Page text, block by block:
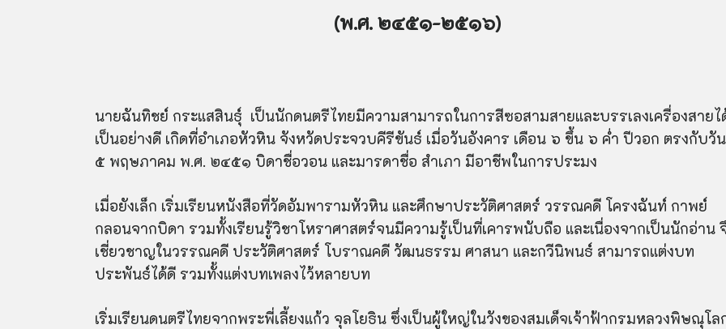
(พ.ศ. ๒๔๕๑-๒๕๑๖)
นายฉันทิชย์ กระแสสินธุ์ เป็นนักดนตรีไทยมีความสามารถในการสีซอสามสายและบรรเลงเครื่องสายไ
เป็นอย่างดี เกิดที่อำเภอหัวหิน จังหวัดประจวบคีรีขันธ์ เมื่อวันอังคาร เดือน ๖ ขึ้น ๖ ค่ำ ปีวอก ตรงกับวั
๕ พฤษภาคม พ.ศ. ๒๔๕๑ บิดาชื่อวอน และมารดาชื่อ สำเภา มีอาชีพในการประมง
เมื่อยังเล็ก เริ่มเรียนหนังสือที่วัดอัมพารามหัวหิน และศึกษาประวัติศาสตร์ วรรณคดี โครงฉันท์ กาพย์
กลอนจากบิดา รวมทั้งเรียนรู้วิชาโหราศาสตร์จนมีความรู้เป็นที่เคารพนับถือ และเนื่องจากเป็นนักอ่าน
เชี่ยวชาญในวรรณคดี ประวัติศาสตร์ โบราณคดี วัฒนธรรม ศาสนา และกวีนิพนธ์ สามารถแต่งบท
ประพันธ์ได้ดี รวมทั้งแต่งบทเพลงไว้หลายบท
เริ่มเรียนดนตรีไทยจากพระพี่เลี้ยงแก้ว จุลโยธิน ซึ่งเป็นผู้ใหญ่ในวังของสมเด็จเจ้าฟ้ากรมหลวงพิษณุโล